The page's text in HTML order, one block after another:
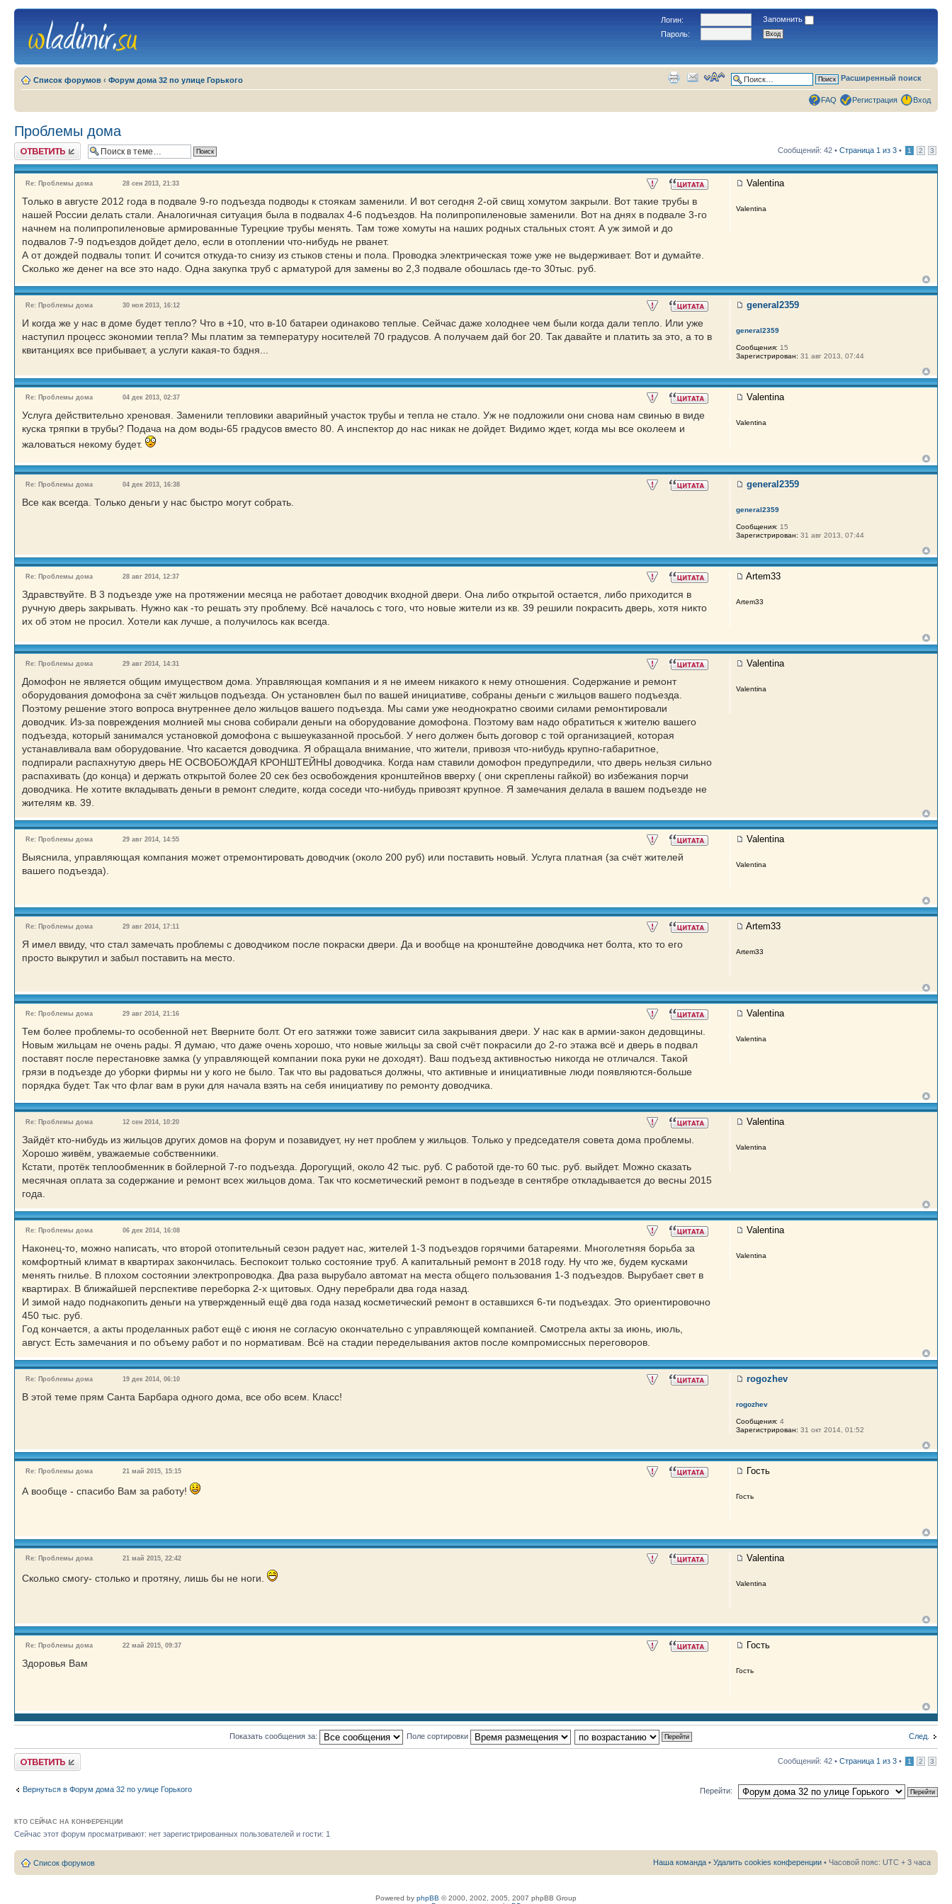
Логин:
Запомнить
Пароль:
Список форумов ‹ Форум дома 32 по улице Горького Расширенный поиск
FAQ Регистрация Вход
Проблемы дома
Ответить Сообщений: 42 • Страница 1 из 3 • 1 2 3
Re: Проблемы дома 28 сен 2013, 21:33
Только в августе 2012 года в подвале 9-го подъезда подводы к стоякам заменили. И вот сегодня 2-ой свищ хомутом закрыли. Вот такие трубы в
нашей России делать стали. Аналогичная ситуация была в подвалах 4-6 подъездов. На полипропиленовые заменили. Вот на днях в подвале 3-го
начнем на полипропиленовые армированные Турецкие трубы менять. Там тоже хомуты на наших родных стальных стоят. А уж зимой и до
подвалов 7-9 подъездов дойдет дело, если в отоплении что-нибудь не рванет.
А от дождей подвалы топит. И сочится откуда-то снизу из стыков стены и пола. Проводка электрическая тоже уже не выдерживает. Вот и думайте.
Сколько же денег на все это надо. Одна закупка труб с арматурой для замены во 2,3 подвале обошлась где-то 30тыс. руб.
Valentina
Valentina
Re: Проблемы дома 30 ноя 2013, 16:12
И когда же у нас в доме будет тепло? Что в +10, что в-10 батареи одинаково теплые. Сейчас даже холоднее чем были когда дали тепло. Или уже
наступил процесс экономии тепла? Мы платим за температуру носителей 70 градусов. А получаем дай бог 20. Так давайте и платить за это, а то в
квитанциях все прибывает, а услуги какая-то бздня...
general2359
general2359
Сообщения: 15
Зарегистрирован: 31 авг 2013, 07:44
Re: Проблемы дома 04 дек 2013, 02:37
Услуга действительно хреновая. Заменили тепловики аварийный участок трубы и тепла не стало. Уж не подложили они снова нам свинью в виде
куска тряпки в трубы? Подача на дом воды-65 градусов вместо 80. А инспектор до нас никак не дойдет. Видимо ждет, когда мы все околеем и
жаловаться некому будет.
Valentina
Valentina
Re: Проблемы дома 04 дек 2013, 16:38
Все как всегда. Только деньги у нас быстро могут собрать.
general2359
general2359
Сообщения: 15
Зарегистрирован: 31 авг 2013, 07:44
Re: Проблемы дома 28 авг 2014, 12:37
Здравствуйте. В 3 подъезде уже на протяжении месяца не работает доводчик входной двери. Она либо открытой остается, либо приходится в
ручную дверь закрывать. Нужно как -то решать эту проблему. Всё началось с того, что новые жители из кв. 39 решили покрасить дверь, хотя никто
их об этом не просил. Хотели как лучше, а получилось как всегда.
Artem33
Artem33
Re: Проблемы дома 29 авг 2014, 14:31
Домофон не является общим имуществом дома. Управляющая компания и я не имеем никакого к нему отношения. Содержание и ремонт
оборудования домофона за счёт жильцов подъезда. Он установлен был по вашей инициативе, собраны деньги с жильцов вашего подъезда.
Поэтому решение этого вопроса внутреннее дело жильцов вашего подъезда. Мы сами уже неоднократно своими силами ремонтировали
доводчик. Из-за повреждения молнией мы снова собирали деньги на оборудование домофона. Поэтому вам надо обратиться к жителю вашего
подъезда, который занимался установкой домофона с вышеуказанной просьбой. У него должен быть договор с той организацией, которая
устанавливала вам оборудование. Что касается доводчика. Я обращала внимание, что жители, привозя что-нибудь крупно-габаритное,
подпирали распахнутую дверь НЕ ОСВОБОЖДАЯ КРОНШТЕЙНЫ доводчика. Когда нам ставили домофон предупредили, что дверь нельзя сильно
распахивать (до конца) и держать открытой более 20 сек без освобождения кронштейнов вверху ( они скреплены гайкой) во избежания порчи
доводчика. Не хотите вкладывать деньги в ремонт следите, когда соседи что-нибудь привозят крупное. Я замечания делала в вашем подъезде не
жителям кв. 39.
Valentina
Valentina
Re: Проблемы дома 29 авг 2014, 14:55
Выяснила, управляющая компания может отремонтировать доводчик (около 200 руб) или поставить новый. Услуга платная (за счёт жителей
вашего подъезда).
Valentina
Valentina
Re: Проблемы дома 29 авг 2014, 17:11
Я имел ввиду, что стал замечать проблемы с доводчиком после покраски двери. Да и вообще на кронштейне доводчика нет болта, кто то его
просто выкрутил и забыл поставить на место.
Artem33
Artem33
Re: Проблемы дома 29 авг 2014, 21:16
Тем более проблемы-то особенной нет. Вверните болт. От его затяжки тоже зависит сила закрывания двери. У нас как в армии-закон дедовщины.
Новым жильцам не очень рады. Я думаю, что даже очень хорошо, что новые жильцы за свой счёт покрасили до 2-го этажа всё и дверь в подвал
поставят после перестановке замка (у управляющей компании пока руки не доходят). Ваш подъезд активностью никогда не отличался. Такой
грязи в подъезде до уборки фирмы ни у кого не было. Так что вы радоваться должны, что активные и инициативные люди появляются-больше
порядка будет. Так что флаг вам в руки для начала взять на себя инициативу по ремонту доводчика.
Valentina
Valentina
Re: Проблемы дома 12 сен 2014, 10:20
Зайдёт кто-нибудь из жильцов других домов на форум и позавидует, ну нет проблем у жильцов. Только у председателя совета дома проблемы.
Хорошо живём, уважаемые собственники.
Кстати, протёк теплообменник в бойлерной 7-го подъезда. Дорогущий, около 42 тыс. руб. С работой где-то 60 тыс. руб. выйдет. Можно сказать
месячная оплата за содержание и ремонт всех жильцов дома. Так что косметический ремонт в подъезде в сентябре откладывается до весны 2015
года.
Valentina
Valentina
Re: Проблемы дома 06 дек 2014, 16:08
Наконец-то, можно написать, что второй отопительный сезон радует нас, жителей 1-3 подъездов горячими батареями. Многолетняя борьба за
комфортный климат в квартирах закончилась. Беспокоит только состояние труб. А капитальный ремонт в 2018 году. Ну что же, будем кусками
менять гнилье. В плохом состоянии электропроводка. Два раза вырубало автомат на места общего пользования 1-3 подъездов. Вырубает свет в
квартирах. В ближайшей перспективе переборка 2-х щитовых. Одну перебрали два года назад.
И зимой надо поднакопить деньги на утвержденный ещё два года назад косметический ремонт в оставшихся 6-ти подъездах. Это ориентировочно
450 тыс. руб.
Год кончается, а акты проделанных работ ещё с июня не согласую окончательно с управляющей компанией. Смотрела акты за июнь, июль,
август. Есть замечания и по объему работ и по нормативам. Всё на стадии переделывания актов после компромиссных переговоров.
Valentina
Valentina
Re: Проблемы дома 19 дек 2014, 06:10
В этой теме прям Санта Барбара одного дома, все обо всем. Класс!
rogozhev
rogozhev
Сообщения: 4
Зарегистрирован: 31 окт 2014, 01:52
Re: Проблемы дома 21 май 2015, 15:15
А вообще - спасибо Вам за работу!
Гость
Гость
Re: Проблемы дома 21 май 2015, 22:42
Сколько смогу- столько и протяну, лишь бы не ноги.
Valentina
Valentina
Re: Проблемы дома 22 май 2015, 09:37
Здоровья Вам
Гость
Гость
След.
Показать сообщения за: Поле сортировки
Ответить Сообщений: 42 • Страница 1 из 3 • 1 2 3
Вернуться в Форум дома 32 по улице Горького Перейти:
КТО СЕЙЧАС НА КОНФЕРЕНЦИИ
Сейчас этот форум просматривают: нет зарегистрированных пользователей и гости: 1
Список форумов Наша команда • Удалить cookies конференции • Часовой пояс: UTC + 3 часа
Powered by phpBB © 2000, 2002, 2005, 2007 phpBB Group